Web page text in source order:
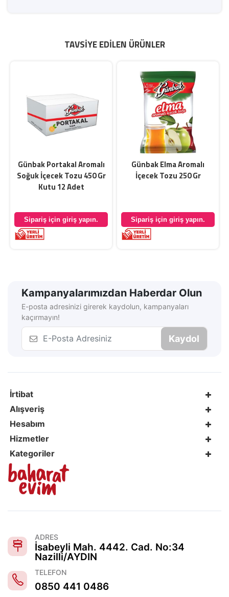
TAVSIYE EDILEN ÜRÜNLER
Günbak Portakal Aromalı
Soğuk İçecek Tozu 450 Gr
Kutu 12 Adet
Sipariş için giriş yapın.
Günbak Elma Aromalı
İçecek Tozu 250 Gr
Sipariş için giriş yapın.
Kampanyalarımızdan Haberdar Olun
E-posta adresinizi girerek kaydolun, kampanyaları
kaçırmayın!
Kaydol
İrtibat
Alışveriş
Hesabım
Hizmetler
Kategoriler
ADRES
İsabeyli Mah. 4442. Cad. No:34
Nazilli/AYDIN
TELEFON
0850 441 0486